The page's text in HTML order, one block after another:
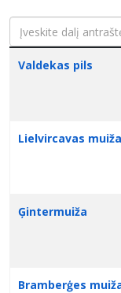
Įveskite dalį antraštės
Pavadinimas
Valdekas pils
Lielvircavas muiža
Ģintermuiža
Bramberģes